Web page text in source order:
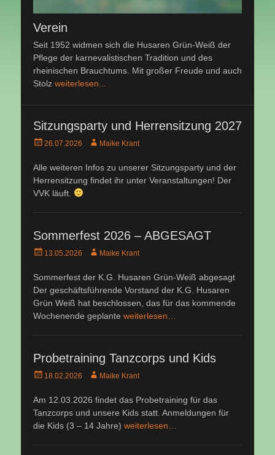
Verein
Seit 1952 widmen sich die Husaren Grün-Weiß der
Pflege der karnevalistischen Tradition und des
rheinischen Brauchtums. Mit großer Freude und auch
Stolz weiterlesen...
Sitzungsparty und Herrensitzung 2027
Veröffentlicht
26.07.2026 AutorMaike Krant
Alle weiteren Infos zu unserer Sitzungsparty und der
Herrensitzung findet ihr unter Veranstaltungen! Der
VVK läuft.
Sommerfest 2026 – ABGESAGT
Veröffentlicht
13.05.2026 AutorMaike Krant
Sommerfest der K.G. Husaren Grün-Weiß abgesagt
Der geschäftsführende Vorstand der K.G. Husaren
Grün Weiß hat beschlossen, das für das kommende
Wochenende geplante weiterlesen…
Probetraining Tanzcorps und Kids
Veröffentlicht
18.02.2026 AutorMaike Krant
Am 12.03.2026 findet das Probetraining für das
Tanzcorps und unsere Kids statt. Anmeldungen für
die Kids (3 – 14 Jahre) weiterlesen…